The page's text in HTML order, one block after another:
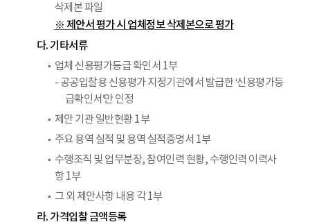
삭제본 파일
※ 제안서 평가 시 업체정보 삭제본으로 평가
다. 기타서류
업체 신용평가등급 확인서 1부
- 공공입찰용 신용평가 지정기관에서 발급한 ‘신용평가등
급확인서’만 인정
제안 기관 일반현황 1부
주요 용역 실적 및 용역 실적증명서 1부
수행조직 및 업무분장, 참여인력 현황, 수행인력 이력사
항 1부
그 외 제안사항 내용 각 1부
라. 가격입찰 금액등록